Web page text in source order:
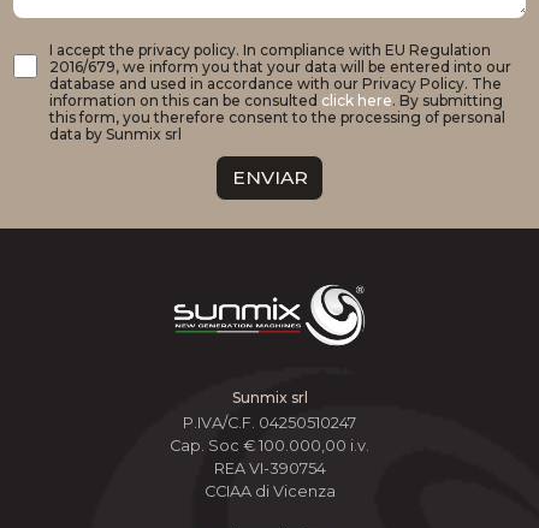
I accept the privacy policy. In compliance with EU Regulation
2016/679, we inform you that your data will be entered into our
database and used in accordance with our Privacy Policy. The
information on this can be consulted click here. By submitting
this form, you therefore consent to the processing of personal
data by Sunmix srl
ENVIAR
Sunmix srl
P.IVA/C.F. 04250510247
Cap. Soc € 100.000,00 i.v.
REA VI-390754
CCIAA di Vicenza